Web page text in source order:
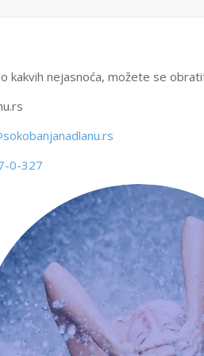
kakvih nejasnoća, možete se
0-327